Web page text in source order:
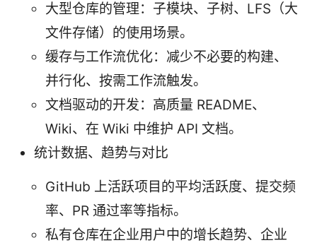
大型仓库的管理：子模块、子树、LFS（大
文件存储）的使用场景。
缓存与工作流优化：减少不必要的构建、
并行化、按需工作流触发。
文档驱动的开发：高质量 README、
Wiki、在 Wiki 中维护 API 文档。
统计数据、趋势与对比
GitHub 上活跃项目的平均活跃度、提交频
率、PR 通过率等指标。
私有仓库在企业用户中的增长趋势、企业